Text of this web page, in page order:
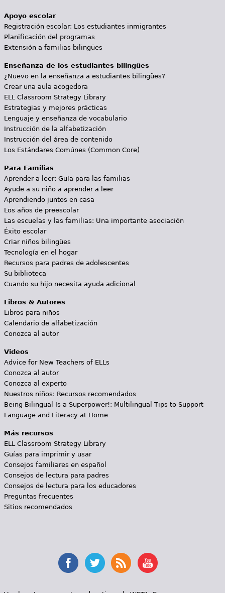
Apoyo escolar
Registración escolar: Los estudiantes inmigrantes
Planificación del programas
Extensión a familias bilingües
Enseñanza de los estudiantes bilingües
¿Nuevo en la enseñanza a estudiantes bilingües?
Crear una aula acogedora
ELL Classroom Strategy Library
Estrategias y mejores prácticas
Lenguaje y enseñanza de vocabulario
Instrucción de la alfabetización
Instrucción del área de contenido
Los Estándares Comúnes (Common Core)
Para Familias
Aprender a leer: Guía para las familias
Ayude a su niño a aprender a leer
Aprendiendo juntos en casa
Los años de preescolar
Las escuelas y las familias: Una importante asociación
Éxito escolar
Criar niños bilingües
Tecnología en el hogar
Recursos para padres de adolescentes
Su biblioteca
Cuando su hijo necesita ayuda adicional
Libros & Autores
Libros para niños
Calendario de alfabetización
Conozca al autor
Videos
Advice for New Teachers of ELLs
Conozca al autor
Conozca al experto
Nuestros niños: Recursos recomendados
Being Bilingual Is a Superpower!: Multilingual Tips to Support
Language and Literacy at Home
Más recursos
ELL Classroom Strategy Library
Guías para imprimir y usar
Consejos familiares en español
Consejos de lectura para padres
Consejos de lectura para los educadores
Preguntas frecuentes
Sitios recomendados